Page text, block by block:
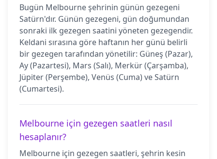
Bugün Melbourne şehrinin günün gezegeni
Satürn'dır. Günün gezegeni, gün doğumundan
sonraki ilk gezegen saatini yöneten gezegendir.
Keldani sırasına göre haftanın her günü belirli
bir gezegen tarafından yönetilir: Güneş (Pazar),
Ay (Pazartesi), Mars (Salı), Merkür (Çarşamba),
Jüpiter (Perşembe), Venüs (Cuma) ve Satürn
(Cumartesi).
Melbourne için gezegen saatleri nasıl
hesaplanır?
Melbourne için gezegen saatleri, şehrin kesin